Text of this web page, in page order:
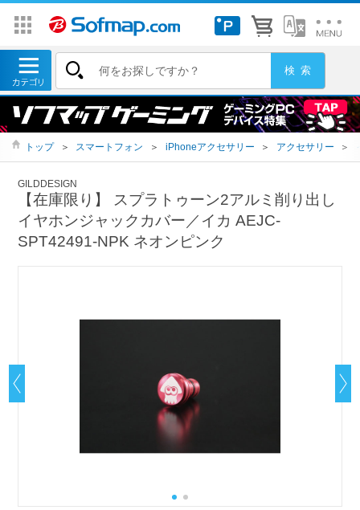
トップ ＞ スマートフォン ＞ iPhoneアクセサリー ＞ アクセサリー ＞
GILDDESIGN
【在庫限り】 スプラトゥーン2アルミ削り出し
イヤホンジャックカバー／イカ AEJC-
SPT42491-NPK ネオンピンク